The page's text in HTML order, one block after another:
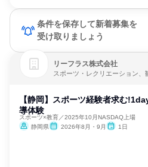
条件を保存して新着募集を
受け取りましょう
リーフラス株式会社
スポーツ・レクリエーション、
【静岡】スポーツ経験者求む
導体験
スポーツ×教育／2025年10月NASDAQ上場
静岡県
2026年8月・9月 1日